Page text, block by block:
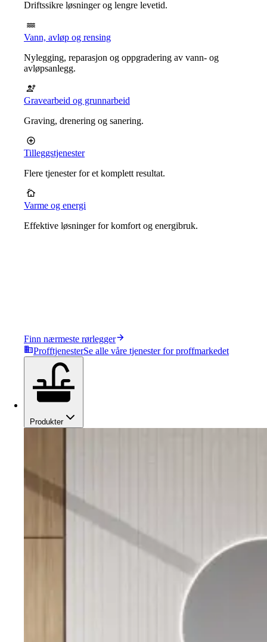
Driftssikre løsninger og lengre levetid.
Vann, avløp og rensing
Nylegging, reparasjon og oppgradering av vann- og
avløpsanlegg.
Gravearbeid og grunnarbeid
Graving, drenering og sanering.
Tilleggstjenester
Flere tjenester for et komplett resultat.
Varme og energi
Effektive løsninger for komfort og energibruk.
Finn nærmeste rørlegger
ProfftjenesterSe alle våre tjenester for proffmarkedet
Produkter